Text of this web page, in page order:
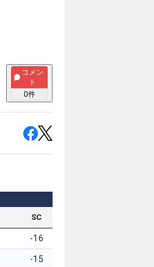
コメン
ト
0件
SC
-16
-15